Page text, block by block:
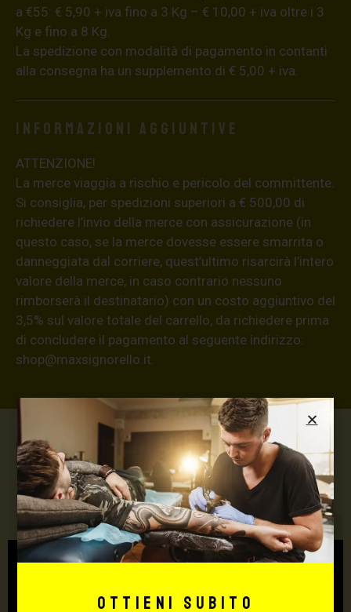
a €55: € 5,90 + iva fino a 3 Kg – € 10,00 + iva oltre i 3
Kg e fino a 8 Kg.
La spedizione con modalità di pagamento in contanti
alla consegna ha un supplemento di € 5,00 + iva.
Informazioni aggiuntive
ATTENZIONE!
La merce viaggia a rischio e pericolo del committente.
Si consiglia, per spedizioni superiori a € 500,00 di
richiedere l’invio della merce con assicurazione (in
questo caso, se la merce dovesse essere smarrita o
danneggiata dal corriere, quest’ultimo risarcirà l’intero
valore della merce, in caso contrario nessuno
rimborserà il destinatario) con un costo aggiuntivo del
3,5% sul valore totale del carrello, da richiedere prima
di concludere il pagamento al seguente indirizzo:
shop@maxsignorello.it
Max Signorello Tattoo
Supply
TUTTO PER IL TUO
TATTOO STUDIO
Ottieni subito